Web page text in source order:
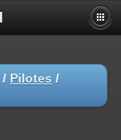
/ Pilotes /